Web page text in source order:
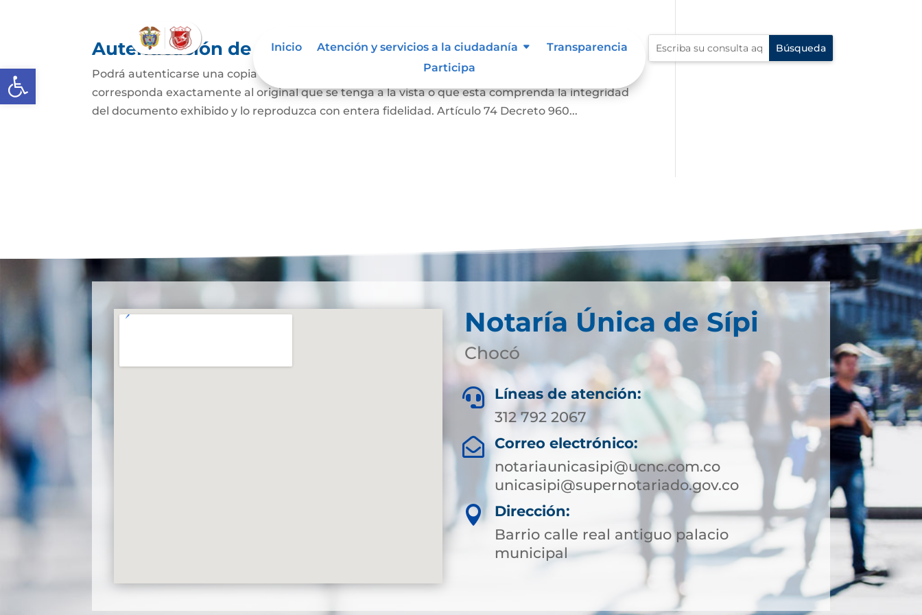
Abrir barra de herramientas
Inicio Atención y servicios a la ciudadanía
Transparencia
Participa
Autenticación de Copias
Podrá autenticarse una copia mecánica o una literal de un documento, siempre que aquella
corresponda exactamente al original que se tenga a la vista o que esta comprenda la integridad
del documento exhibido y lo reproduzca con entera fidelidad. Artículo 74 Decreto 960...
Notaría Única de Sípi
Chocó

Líneas de atención:
312 792 2067
 Correo electrónico:
notariaunicasipi@ucnc.com.co
unicasipi@supernotariado.gov.co

Dirección:
Barrio calle real antiguo palacio
municipal